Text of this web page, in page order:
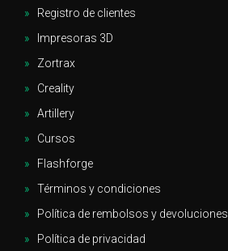
Registro de clientes
Impresoras 3D
Zortrax
Creality
Artillery
Cursos
Flashforge
Términos y condiciones
Política de rembolsos y devoluciones
Política de privacidad